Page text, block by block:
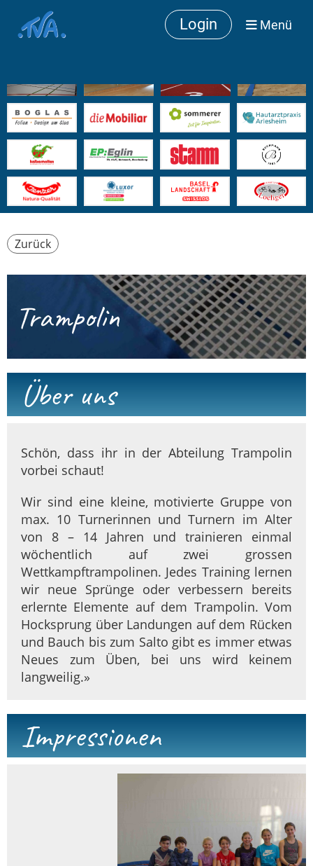
Login Menü
Zurück
Trampolin
Über uns
Schön, dass ihr in der Abteilung Trampolin
vorbei schaut!
Wir sind eine kleine, motivierte Gruppe von
max. 10 Turner­innen und Turnern im Alter
von 8 – 14 Jahren und trainieren einmal
wöchentlich auf zwei grossen
Wettkampftrampolinen. Jedes Training lernen
wir neue Sprünge oder verbessern bereits
erlernte Elemente auf dem Trampolin. Vom
Hocksprung über Landungen auf dem Rücken
und Bauch bis zum Salto gibt es immer etwas
Neues zum Üben, bei uns wird keinem
langweilig.»
Impressionen